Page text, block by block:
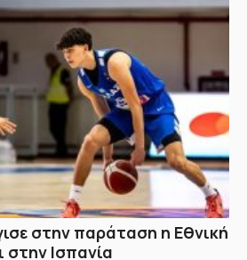
στην παράταση η Εθνική
Ισπανία